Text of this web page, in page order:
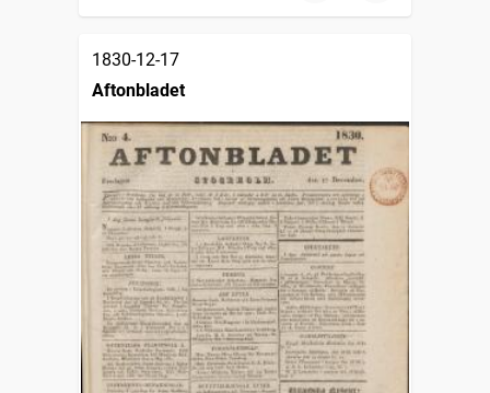
1830-12-17
Aftonbladet